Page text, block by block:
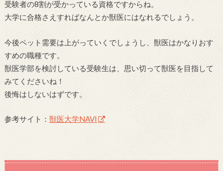
受験者の8割が受かっている資格ですからね。
大学に合格さえすればなんとか獣医にはなれるでしょう。
今後ペット需要は上がっていくでしょうし、獣医はかなりおす
すめの職種です。
獣医学部を検討している受験生は、思い切って獣医を目指して
みてくださいね！
後悔はしないはずです。
参考サイト： 獣医大学NAVI